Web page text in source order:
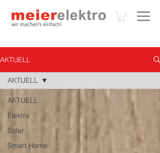
AKTUELL
AKTUELL
Elektro
Solar
Smart Home
AKTUELL